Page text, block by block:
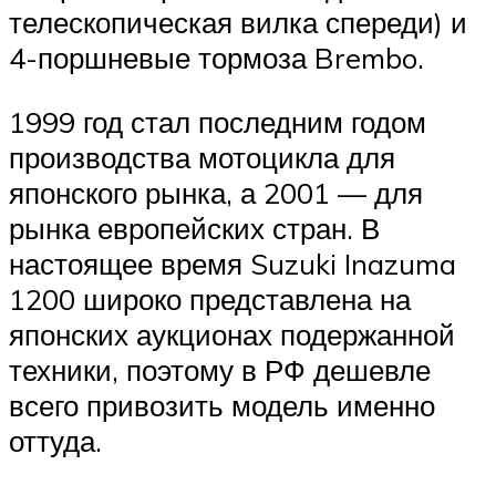
телескопическая вилка спереди) и
4-поршневые тормоза Brembo.
1999 год стал последним годом
производства мотоцикла для
японского рынка, а 2001 — для
рынка европейских стран. В
настоящее время Suzuki Inazuma
1200 широко представлена на
японских аукционах подержанной
техники, поэтому в РФ дешевле
всего привозить модель именно
оттуда.